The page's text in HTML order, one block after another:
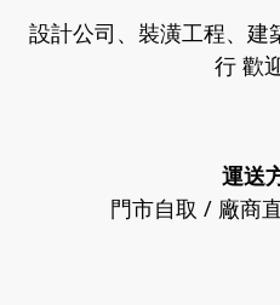
設計公司、裝潢工程、建
行 歡
運送
門市自取 / 廠商